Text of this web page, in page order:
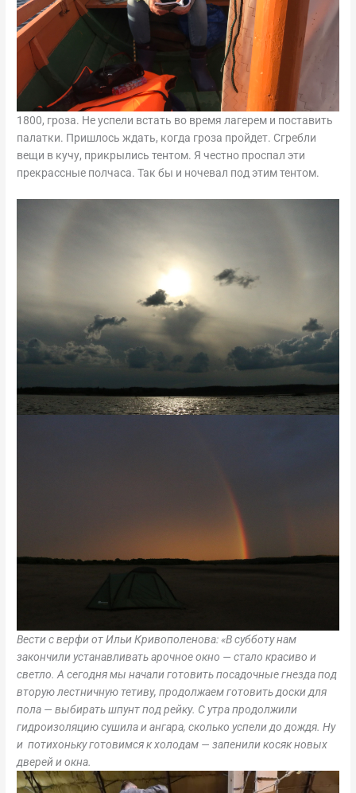
1800, гроза. Не успели встать во время лагерем и поставить
палатки. Пришлось ждать, когда гроза пройдет. Сгребли
вещи в кучу, прикрылись тентом. Я честно проспал эти
прекрассные полчаса. Так бы и ночевал под этим тентом.
Вести с верфи от Ильи Кривополенова: «В субботу нам
закончили устанавливать арочное окно — стало красиво и
светло. А сегодня мы начали готовить посадочные гнезда под
вторую лестничную тетиву, продолжаем готовить доски для
пола — выбирать шпунт под рейку. С утра продолжили
гидроизоляцию сушила и ангара, сколько успели до дождя. Ну
и потихоньку готовимся к холодам — запенили косяк новых
дверей и окна.